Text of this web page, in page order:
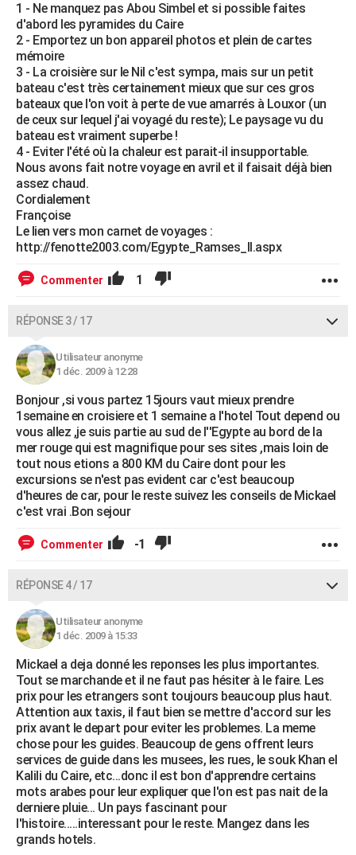
1 - Ne manquez pas Abou Simbel et si possible faites
d'abord les pyramides du Caire
2 - Emportez un bon appareil photos et plein de cartes
mémoire
3 - La croisière sur le Nil c'est sympa, mais sur un petit
bateau c'est très certainement mieux que sur ces gros
bateaux que l'on voit à perte de vue amarrés à Louxor (un
de ceux sur lequel j'ai voyagé du reste); Le paysage vu du
bateau est vraiment superbe !
4 - Eviter l'été où la chaleur est parait-il insupportable.
Nous avons fait notre voyage en avril et il faisait déjà bien
assez chaud.
Cordialement
Françoise
Le lien vers mon carnet de voyages :
http://fenotte2003.com/Egypte_Ramses_II.aspx
Commenter 1
RÉPONSE 3 / 17
Utilisateur anonyme
1 déc. 2009 à 12:28
Bonjour ,si vous partez 15jours vaut mieux prendre
1semaine en croisiere et 1 semaine a l'hotel Tout depend ou
vous allez ,je suis partie au sud de l''Egypte au bord de la
mer rouge qui est magnifique pour ses sites ,mais loin de
tout nous etions a 800 KM du Caire dont pour les
excursions se n'est pas evident car c'est beaucoup
d'heures de car, pour le reste suivez les conseils de Mickael
c'est vrai .Bon sejour
Commenter -1
RÉPONSE 4 / 17
Utilisateur anonyme
1 déc. 2009 à 15:33
Mickael a deja donné les reponses les plus importantes.
Tout se marchande et il ne faut pas hésiter à le faire. Les
prix pour les etrangers sont toujours beaucoup plus haut.
Attention aux taxis, il faut bien se mettre d'accord sur les
prix avant le depart pour eviter les problemes. La meme
chose pour les guides. Beaucoup de gens offrent leurs
services de guide dans les musees, les rues, le souk Khan el
Kalili du Caire, etc...donc il est bon d'apprendre certains
mots arabes pour leur expliquer que l'on est pas nait de la
derniere pluie... Un pays fascinant pour
l'histoire.....interessant pour le reste. Mangez dans les
grands hotels.